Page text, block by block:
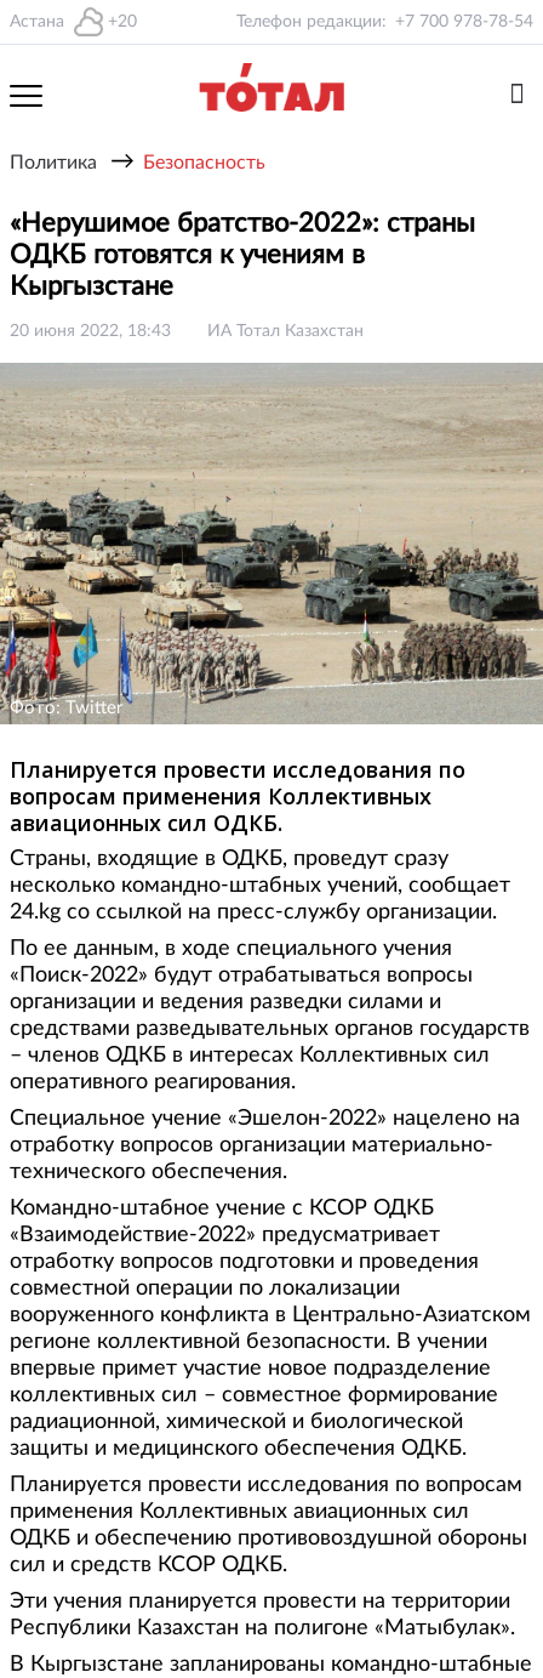
Астана +20 Телефон редакции: +7 700 978-78-54
Политика → Безопасность
«Нерушимое братство-2022»: страны
ОДКБ готовятся к учениям в
Кыргызстане
20 июня 2022, 18:43 ИА Тотал Казахстан
Фото: Twitter
Планируется провести исследования по
вопросам применения Коллективных
авиационных сил ОДКБ.
Страны, входящие в ОДКБ, проведут сразу
несколько командно-штабных учений, сообщает
24.kg со ссылкой на пресс-службу организации.
По ее данным, в ходе специального учения
«Поиск-2022» будут отрабатываться вопросы
организации и ведения разведки силами и
средствами разведывательных органов государств
– членов ОДКБ в интересах Коллективных сил
оперативного реагирования.
Специальное учение «Эшелон-2022» нацелено на
отработку вопросов организации материально-
технического обеспечения.
Командно-штабное учение с КСОР ОДКБ
«Взаимодействие-2022» предусматривает
отработку вопросов подготовки и проведения
совместной операции по локализации
вооруженного конфликта в Центрально-Азиатском
регионе коллективной безопасности. В учении
впервые примет участие новое подразделение
коллективных сил – совместное формирование
радиационной, химической и биологической
защиты и медицинского обеспечения ОДКБ.
Планируется провести исследования по вопросам
применения Коллективных авиационных сил
ОДКБ и обеспечению противовоздушной обороны
сил и средств КСОР ОДКБ.
Эти учения планируется провести на территории
Республики Казахстан на полигоне «Матыбулак».
В Кыргызстане запланированы командно-штабные